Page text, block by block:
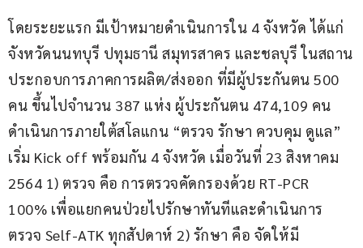
โดยระยะแรก มีเป้าหมายดำเนินการใน 4 จังหวัด ได้แก่
จังหวัดนนทบุรี ปทุมธานี สมุทรสาคร และชลบุรี ในสถาน
ประกอบการภาคการผลิต/ส่งออก ที่มีผู้ประกันตน 500
คน ขึ้นไปจำนวน 387 แห่ง ผู้ประกันตน 474,109 คน
ดำเนินการภายใต้สโลแกน “ตรวจ รักษา ควบคุม ดูแล”
เริ่ม Kick off พร้อมกัน 4 จังหวัด เมื่อวันที่ 23 สิงหาคม
2564 1) ตรวจ คือ การตรวจคัดกรองด้วย RT-PCR
100% เพื่อแยกคนป่วยไปรักษาทันทีและดำเนินการ
ตรวจ Self-ATK ทุกสัปดาห์ 2) รักษา คือ จัดให้มี